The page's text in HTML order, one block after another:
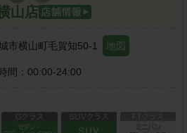
山店
市横山町毛賀知50-1 地図
間： 00:00-24:00